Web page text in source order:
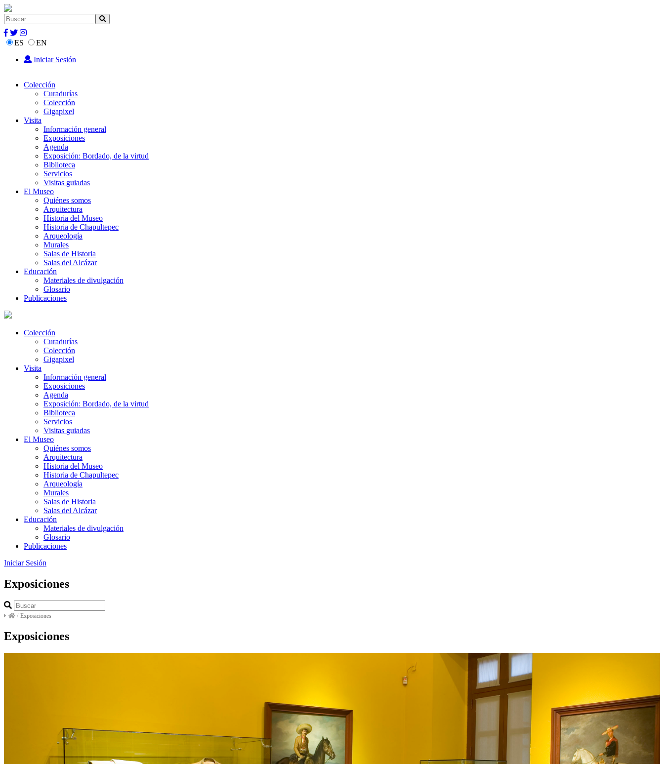
ES
EN
Iniciar Sesión
Colección
Curadurías
Colección
Gigapixel
Visita
Información general
Exposiciones
Agenda
Exposición: Bordado, de la virtud
Biblioteca
Servicios
Visitas guiadas
El Museo
Quiénes somos
Arquitectura
Historia del Museo
Historia de Chapultepec
Arqueología
Murales
Salas de Historia
Salas del Alcázar
Educación
Materiales de divulgación
Glosario
Publicaciones
Colección
Curadurías
Colección
Gigapixel
Visita
Información general
Exposiciones
Agenda
Exposición: Bordado, de la virtud
Biblioteca
Servicios
Visitas guiadas
El Museo
Quiénes somos
Arquitectura
Historia del Museo
Historia de Chapultepec
Arqueología
Murales
Salas de Historia
Salas del Alcázar
Educación
Materiales de divulgación
Glosario
Publicaciones
Iniciar Sesión
Exposiciones
/ Exposiciones
Exposiciones